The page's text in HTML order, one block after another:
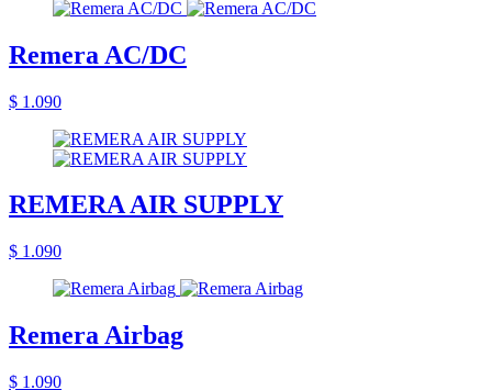
Remera AC/DC
$ 1.090
REMERA AIR SUPPLY
$ 1.090
Remera Airbag
$ 1.090